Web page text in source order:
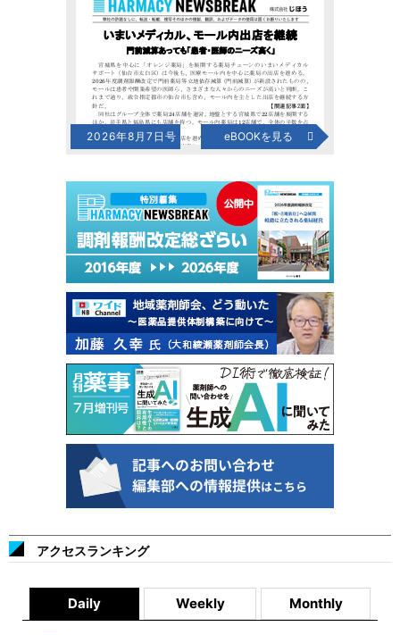
2026年8月7日号 eBOOKを見る
アクセスランキング
Daily Weekly Monthly